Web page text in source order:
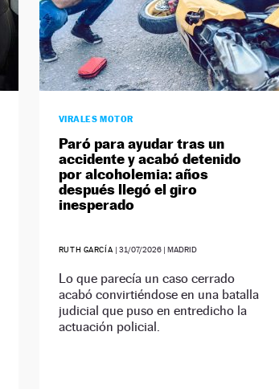
VIRALES MOTOR
Paró para ayudar tras un
accidente y acabó detenido
por alcoholemia: años
después llegó el giro
inesperado
RUTH GARCÍA | 31/07/2026| MADRID
Lo que parecía un caso cerrado
acabó convirtiéndose en una batalla
judicial que puso en entredicho la
actuación policial.